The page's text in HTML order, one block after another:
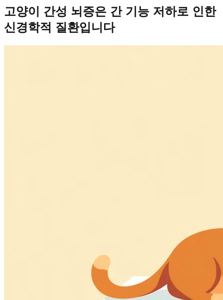
고양이 간성 뇌증은 간 기능 저하로 인한
신경학적 질환입니다